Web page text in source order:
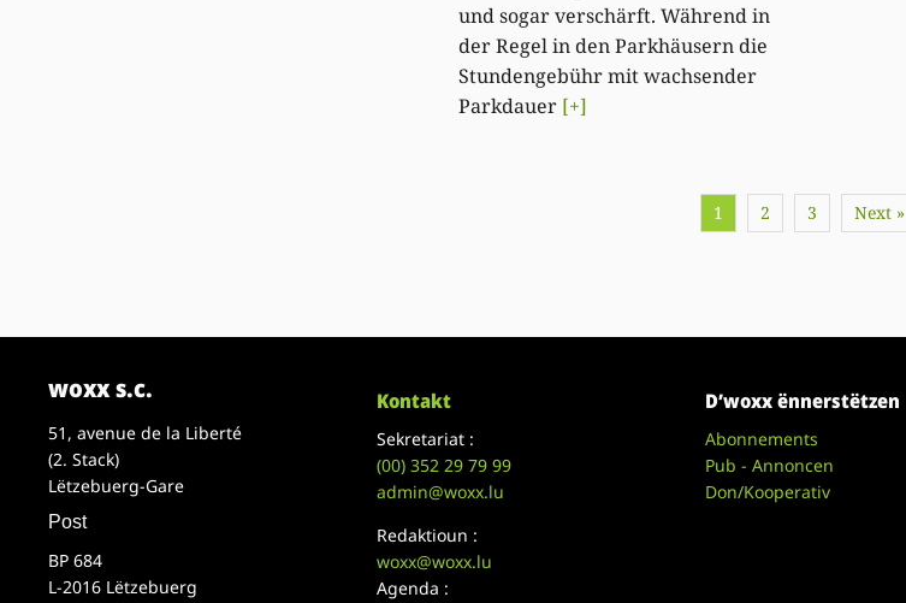
und sogar verschärft. Während in
der Regel in den Parkhäusern die
Stundengebühr mit wachsender
Parkdauer [+]
1 2 3 Next »
woxx s.c.
51, avenue de la Liberté
(2. Stack)
Lëtzebuerg-Gare
Post
BP 684
L-2016 Lëtzebuerg
Kontakt
Sekretariat :
(00)352 29 79 99
admin@woxx.lu
Redaktioun :
woxx@woxx.lu
Agenda :
D’woxx ënnerstëtzen
Abonnements
Pub - Annoncen
Don/Kooperativ